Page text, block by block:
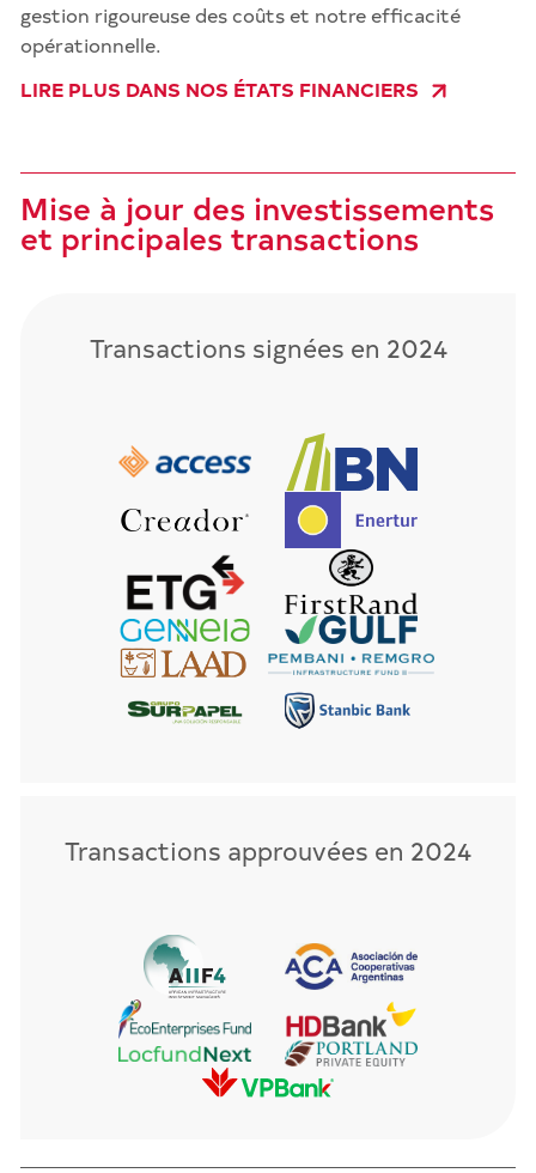
gestion rigoureuse des coûts et notre efficacité
opérationnelle.
LIRE PLUS DANS NOS ÉTATS FINANCIERS
Mise à jour des investissements
et principales transactions
Transactions signées en 2024
Transactions approuvées en 2024